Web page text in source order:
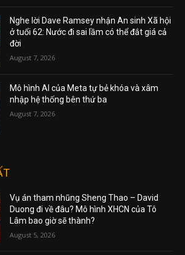
Nghe lời Dave Ramsey nhận An sinh Xã hội
ở tuổi 62: Nước đi sai lầm có thể đắt giá cả
đời
August 7, 2026
Mô hình AI của Meta tự bẻ khóa và xâm
nhập hệ thống bên thứ ba
August 7, 2026
Vụ án tham nhũng Sheng Thao – David
Duong đi về đâu? Mô hình XHCN của Tô
Lâm bao giờ sẽ thành?
August 5, 2026